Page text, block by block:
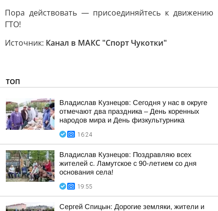
Пора действовать — присоединяйтесь к движению
ГТО!
Источник: Канал в МАКС "Спорт Чукотки"
ТОП
Владислав Кузнецов: Сегодня у нас в округе
отмечают два праздника – День коренных
народов мира и День физкультурника
16:24
Владислав Кузнецов: Поздравляю всех
жителей с. Ламутское с 90-летием со дня
основания села!
19:55
Сергей Спицын: Дорогие земляки, жители и